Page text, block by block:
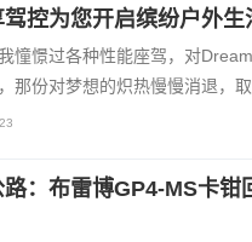
控为您开启缤纷户外
憧憬过各种性能座驾，对
那份对梦想的炽热慢慢消退，
：布雷博GP4-MS卡钳